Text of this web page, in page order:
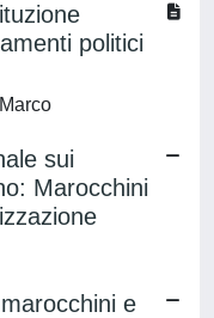
politici
sui
Marocchini
e